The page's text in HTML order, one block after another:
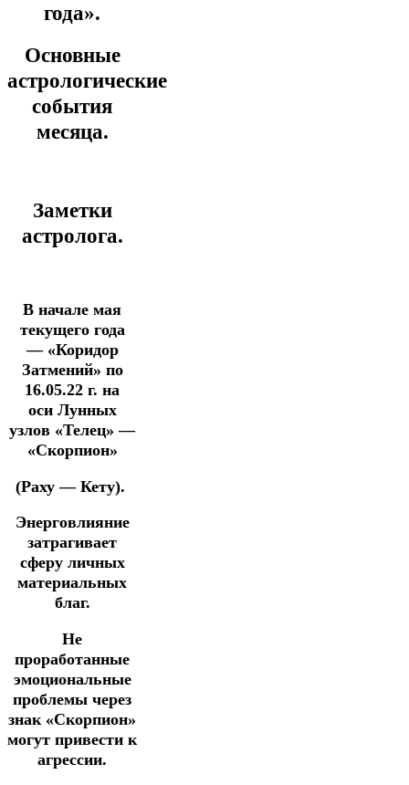
года».
Основные
астрологические
события
месяца.
Заметки
астролога.
В начале мая
текущего года
— «Коридор
Затмений» по
16.05.22 г. на
оси Лунных
узлов «Телец» —
«Скорпион»
(Раху — Кету).
Энерговлияние
затрагивает
сферу личных
материальных
благ.
Не
проработанные
эмоциональные
проблемы через
знак «Скорпион»
могут привести к
агрессии.